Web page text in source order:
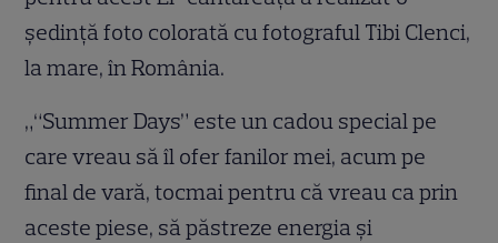
şedinţă foto colorată cu fotograful Tibi Clenci,
la mare, în România.
„“Summer Days” este un cadou special pe
care vreau să îl ofer fanilor mei, acum pe
final de vară, tocmai pentru că vreau ca prin
aceste piese, să păstreze energia şi